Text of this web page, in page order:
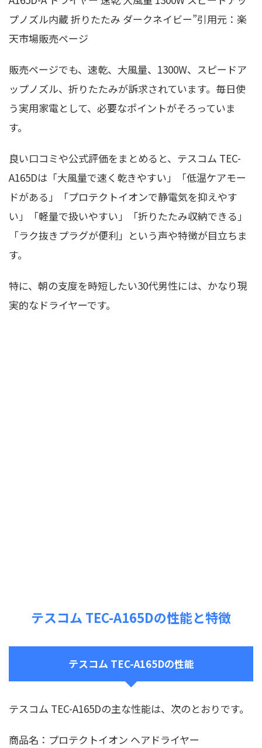
プノズル内蔵 折りたたみ ダークネイビー”引用元：楽
天市場販売ページ
販売ページでも、速乾、大風量、1300W、スピードア
ップノズル、折りたたみが訴求されています。毎日使
う実用家電として、必要なポイントがそろっていま
す。
良い口コミや公式評価をまとめると、テスコム TEC-
A165Dは「大風量で速く乾きやすい」「低温ケアモー
ドがある」「プロテクトイオンで静電気を抑えやす
い」「軽量で扱いやすい」「折りたたみ収納できる」
「ラク抜きプラグが便利」という声や特徴が目立ちま
す。
特に、朝の支度を時短したい30代男性には、かなり現
実的なドライヤーです。
テスコム TEC-A165Dの性能と特徴
テスコム TEC-A165Dの性能
テスコム TEC-A165Dの主な性能は、次のとおりです。
商品名：プロテクトイオン ヘアドライヤー